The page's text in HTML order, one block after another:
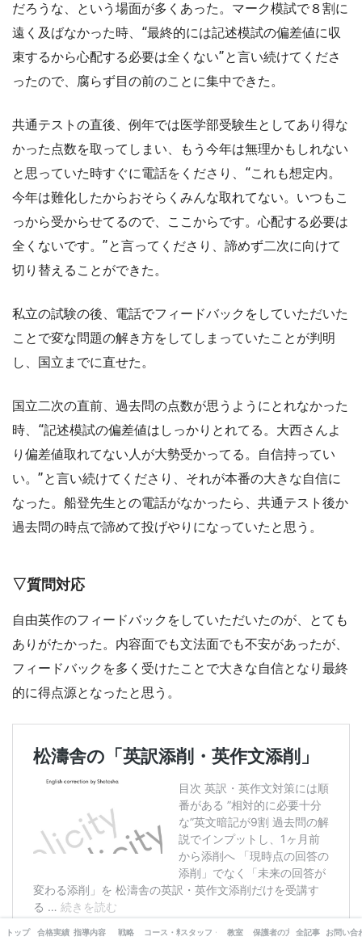
だろうな、という場面が多くあった。マーク模試で８割に
遠く及ばなかった時、“最終的には記述模試の偏差値に収
束するから心配する必要は全くない”と言い続けてくださ
ったので、腐らず目の前のことに集中できた。
共通テストの直後、例年では医学部受験生としてあり得な
かった点数を取ってしまい、もう今年は無理かもしれない
と思っていた時すぐに電話をくださり、“これも想定内。
今年は難化したからおそらくみんな取れてない。いつもこ
っから受からせてるので、ここからです。心配する必要は
全くないです。”と言ってくださり、諦めず二次に向けて
切り替えることができた。
私立の試験の後、電話でフィードバックをしていただいた
ことで変な問題の解き方をしてしまっていたことが判明
し、国立までに直せた。
国立二次の直前、過去問の点数が思うようにとれなかった
時、“記述模試の偏差値はしっかりとれてる。大西さんよ
り偏差値取れてない人が大勢受かってる。自信持ってい
い。”と言い続けてくださり、それが本番の大きな自信に
なった。船登先生との電話がなかったら、共通テスト後か
過去問の時点で諦めて投げやりになっていたと思う。
▽質問対応
自由英作のフィードバックをしていただいたのが、とても
ありがたかった。内容面でも文法面でも不安があったが、
フィードバックを多く受けたことで大きな自信となり最終
的に得点源となったと思う。
トップ 合格実績 指導内容 戦略 コース・料金スタッフ・出版書籍
教室 保護者の方へ全記事 お問い合